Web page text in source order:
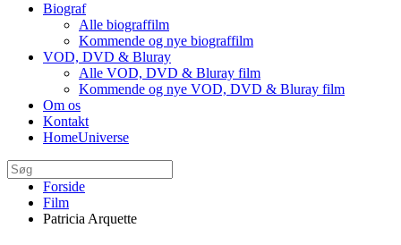
Biograf
Alle biograffilm
Kommende og nye biograffilm
VOD, DVD & Bluray
Alle VOD, DVD & Bluray film
Kommende og nye VOD, DVD & Bluray film
Om os
Kontakt
HomeUniverse
Forside
Film
Patricia Arquette